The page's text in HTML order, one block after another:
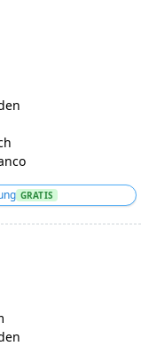
GRATIS